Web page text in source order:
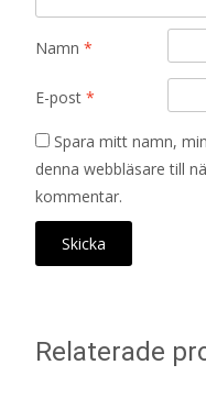
Namn *
E-post *
Spara mitt namn,
denna webbläsare till
kommentar.
Relaterade